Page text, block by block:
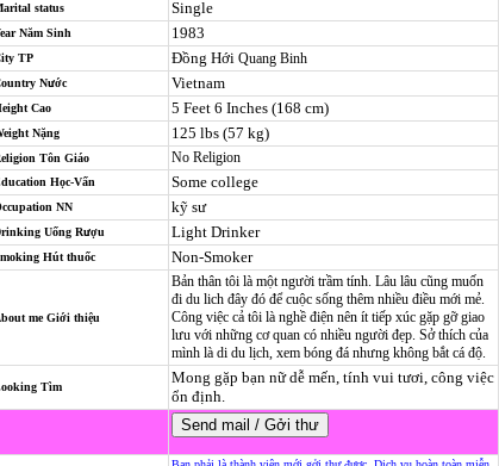
status Single
Năm Sinh 1983
TP Đồng Hới Quang Binh
Nước Vietnam
Cao 5 Feet 6 Inches (168 cm)
Nặng 125 lbs (57 kg)
Tôn Giáo No Religion
Học-Vấn Some college
NN kỹ sư
Uống Rượu Light Drinker
Hút thuốc Non-Smoker
me Giới thiệu
Bản thân tôi là một người trầm tính. Lâu lâu cũng muốn
đi du lich đây đó để cuộc sống thêm nhiều điều mới mẻ.
Công việc cả tôi là nghề điện nên ít tiếp xúc gặp gỡ giao
lưu với những cơ quan có nhiều người đẹp. Sở thích của
mình là di du lịch, xem bóng đá nhưng không bắt cá độ.
Tìm
Mong gặp bạn nữ dễ mến, tính vui tươi, công việc
ổn định.